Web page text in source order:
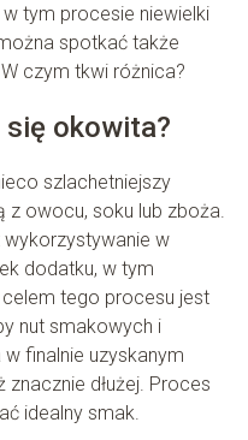
tym procesie niewielki
spotkać także
czym tkwi różnica?
się okowita?
szlachetniejszy
z owocu, soku lub zboża.
w
dodatku, w tym
tego procesu jest
nut smakowych i
finalnie uzyskanym
znacznie dłużej. Proces
idealny smak.